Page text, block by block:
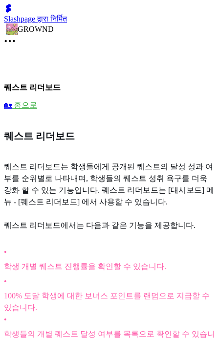
Slashpage द्वारा निर्मित
GROWND
퀘스트 리더보드
🏡 홈으로
퀘스트 리더보드
퀘스트 리더보드는 학생들에게 공개된 퀘스트의 달성 성과 여
부를 순위별로 나타내며, 학생들의 퀘스트 성취 욕구를 더욱
강화 할 수 있는 기능입니다. 퀘스트 리더보드는 [대시보드] 메
뉴 - [퀘스트 리더보드] 에서 사용할 수 있습니다.
퀘스트 리더보드에서는 다음과 같은 기능을 제공합니다.
•
학생 개별 퀘스트 진행률을 확인할 수 있습니다.
•
100% 도달 학생에 대한 보너스 포인트를 랜덤으로 지급할 수
있습니다.
•
학생들의 개별 퀘스트 달성 여부를 목록으로 확인할 수 있습니